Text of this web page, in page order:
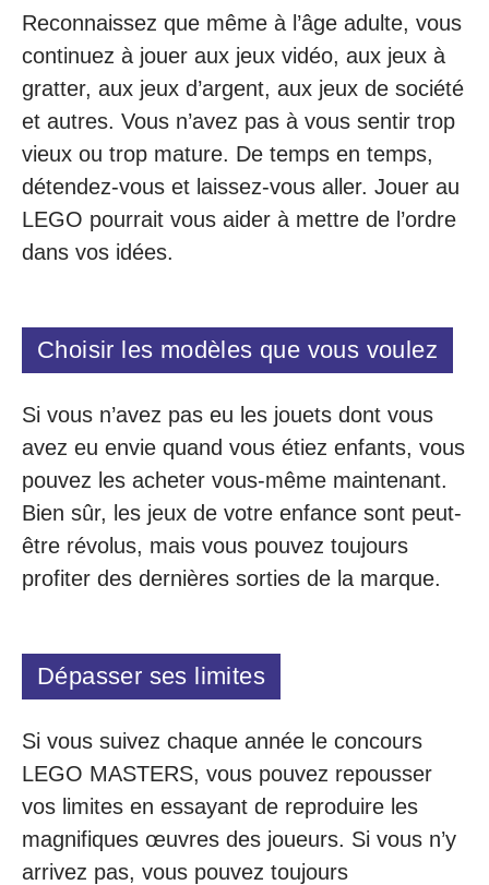
Reconnaissez que même à l’âge adulte, vous
continuez à jouer aux jeux vidéo, aux jeux à
gratter, aux jeux d’argent, aux jeux de société
et autres. Vous n’avez pas à vous sentir trop
vieux ou trop mature. De temps en temps,
détendez-vous et laissez-vous aller. Jouer au
LEGO pourrait vous aider à mettre de l’ordre
dans vos idées.
Choisir les modèles que vous voulez
Si vous n’avez pas eu les jouets dont vous
avez eu envie quand vous étiez enfants, vous
pouvez les acheter vous-même maintenant.
Bien sûr, les jeux de votre enfance sont peut-
être révolus, mais vous pouvez toujours
profiter des dernières sorties de la marque.
Dépasser ses limites
Si vous suivez chaque année le concours
LEGO MASTERS, vous pouvez repousser
vos limites en essayant de reproduire les
magnifiques œuvres des joueurs. Si vous n’y
arrivez pas, vous pouvez toujours